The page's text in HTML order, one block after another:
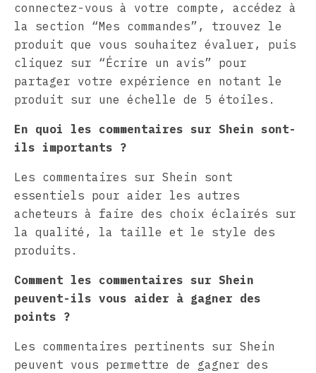
connectez-vous à votre compte, accédez à
la section “Mes commandes”, trouvez le
produit que vous souhaitez évaluer, puis
cliquez sur “Écrire un avis” pour
partager votre expérience en notant le
produit sur une échelle de 5 étoiles.
En quoi les commentaires sur Shein sont-
ils importants ?
Les commentaires sur Shein sont
essentiels pour aider les autres
acheteurs à faire des choix éclairés sur
la qualité, la taille et le style des
produits.
Comment les commentaires sur Shein
peuvent-ils vous aider à gagner des
points ?
Les commentaires pertinents sur Shein
peuvent vous permettre de gagner des